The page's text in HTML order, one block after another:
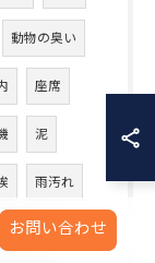
動物の臭い
座席
泥
雨汚れ
洗浄
お問い合わせ